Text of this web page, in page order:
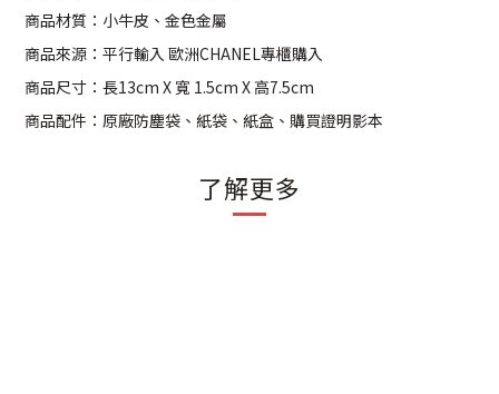
商品材質：小牛皮、金色金屬
商品來源：平行輸入 歐洲CHANEL專櫃購入
商品尺寸：長13cm X 寬 1.5cm X 高7.5cm
商品配件：原廠防塵袋、紙袋、紙盒、購買證明影本
了解更多